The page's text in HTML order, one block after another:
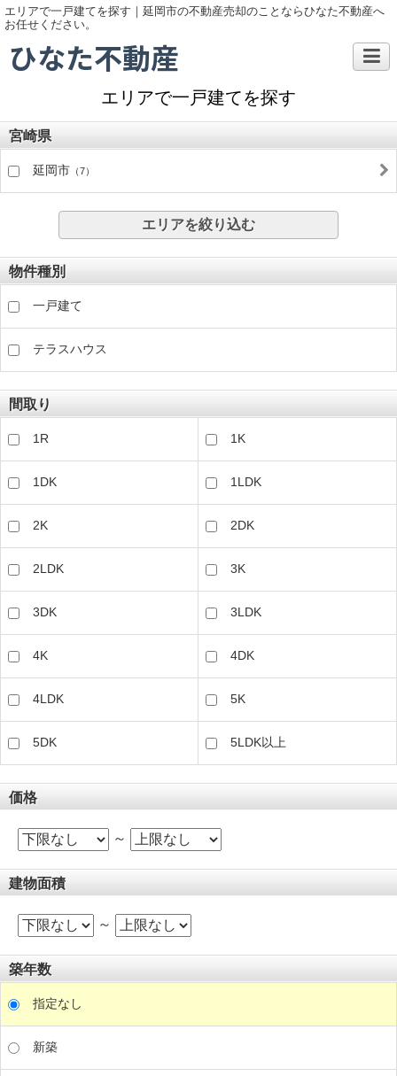
エリアで一戸建てを探す｜延岡市の不動産売却のことならひなた不動産へ
お任せください。
ひなた不動産
エリアで一戸建てを探す
宮崎県
延岡市 （7）
エリアを絞り込む
物件種別
一戸建て
テラスハウス
間取り
1R 1K
1DK 1LDK
2K 2DK
2LDK 3K
3DK 3LDK
4K 4DK
4LDK 5K
5DK 5LDK以上
価格
～
建物面積
～
築年数
指定なし
新築